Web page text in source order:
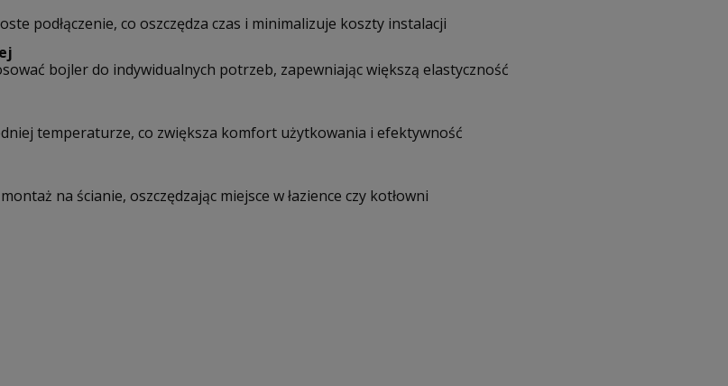
podłączenie, co oszczędza czas i minimalizuje koszty instalacji
bojler do indywidualnych potrzeb, zapewniając większą elastyczność
temperaturze, co zwiększa komfort użytkowania i efektywność
na ścianie, oszczędzając miejsce w łazience czy kotłowni